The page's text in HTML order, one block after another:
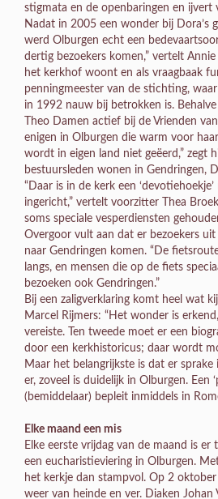
stigmata en de openbaringen en ijvert
Nadat in 2005 een wonder bij Dora’s
werd Olburgen echt een
dertig bezoekers komen,” vertelt
het kerkhof woont en als vraagbaak
penningmeester van de stichting,
in 1992 nauw bij betrokken is.
Theo Damen actief bij de Vrienden
enigen in Olburgen die warm voor
wordt in eigen land niet geëerd,” zegt
bestuursleden wonen in Gendringen,
“Daar is in de kerk een
ingericht,” vertelt voorzitter Thea
soms speciale vesperdiensten
Overgoor vult aan dat er bezoekers
naar Gendringen komen. “De
langs, en mensen die op de fiets
bezoeken ook Gendringen.”
Bij een zaligverklaring komt heel wat
Marcel Rijmers: “Het wonder is
vereiste. Ten tweede moet er een
door een kerkhistoricus; daar wordt
Maar het belangrijkste is dat er sprake
er, zoveel is duidelijk in Olburgen. Een
(bemiddelaar) bepleit inmiddels in
Elke maand een mis
Elke eerste vrijdag van de maand is er
een eucharistieviering in Olburgen.
het kerkje dan stampvol. Op 2
weer van heinde en ver. Diaken Johan